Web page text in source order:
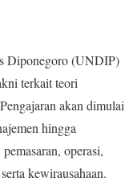
Diponegoro (UNDIP)
terkait teori
akan dimulai
hingga
operasi,
kewirausahaan.